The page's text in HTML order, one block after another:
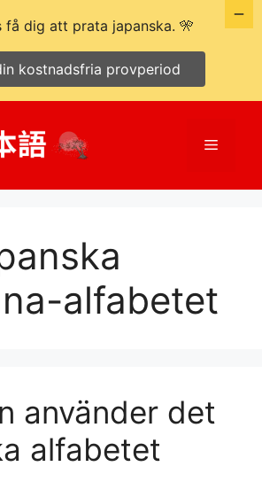
Meny
alfabetet
använder det
alfabetet
få dig att prata japanska. 🎌
kostnadsfria provperiod